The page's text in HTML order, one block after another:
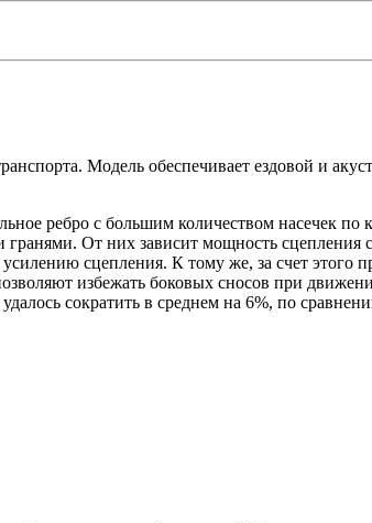
Модель обеспечивает ездовой и
ребро с большим количеством насечек
От них зависит мощность
сцепления. К тому же, за счет этого
избежать боковых сносов при
сократить в среднем на 6%, по